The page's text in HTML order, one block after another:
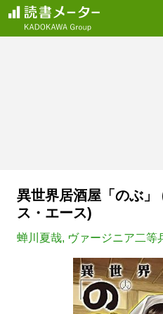
異世界居酒屋「のぶ」
ス・エース)
蝉川夏哉, ヴァージニア二等